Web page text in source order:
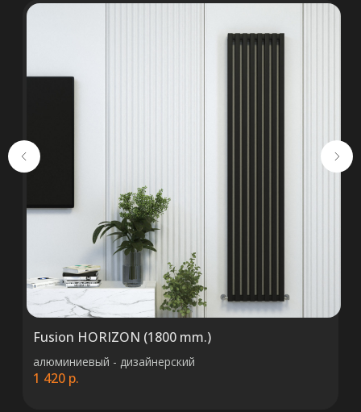
Fusion HORIZON (1800 mm.)
алюминиевый - дизайнерский
1 420 р.
Оставьте свои контакты. Наш
специалист свяжется с Вами в
кратчайшие сроки. Мы знаем
насколько важно сделать
правильный выбор.
Консультация